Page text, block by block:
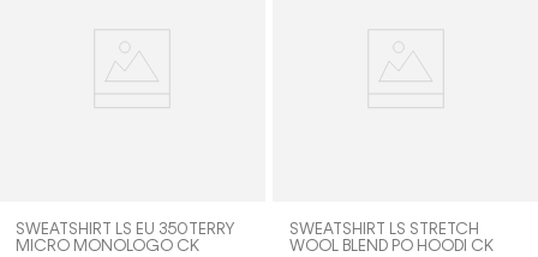
SWEATSHIRT LS EU 350TERRY
MICRO MONOLOGO CK
SWEATSHIRT LS STRETCH
WOOL BLEND PO HOODI CK